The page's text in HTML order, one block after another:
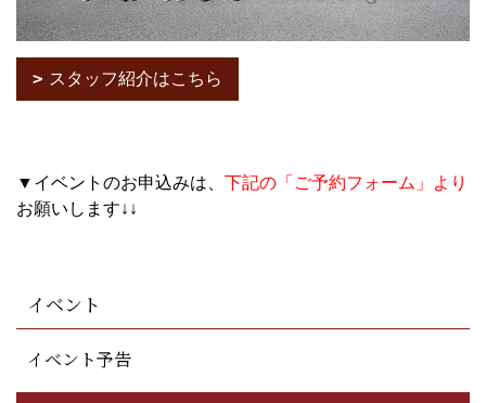
スタッフ紹介はこちら
▼イベントのお申込みは、 下記の「ご予約フォーム」より
お願いします↓↓
イベント
イベント予告